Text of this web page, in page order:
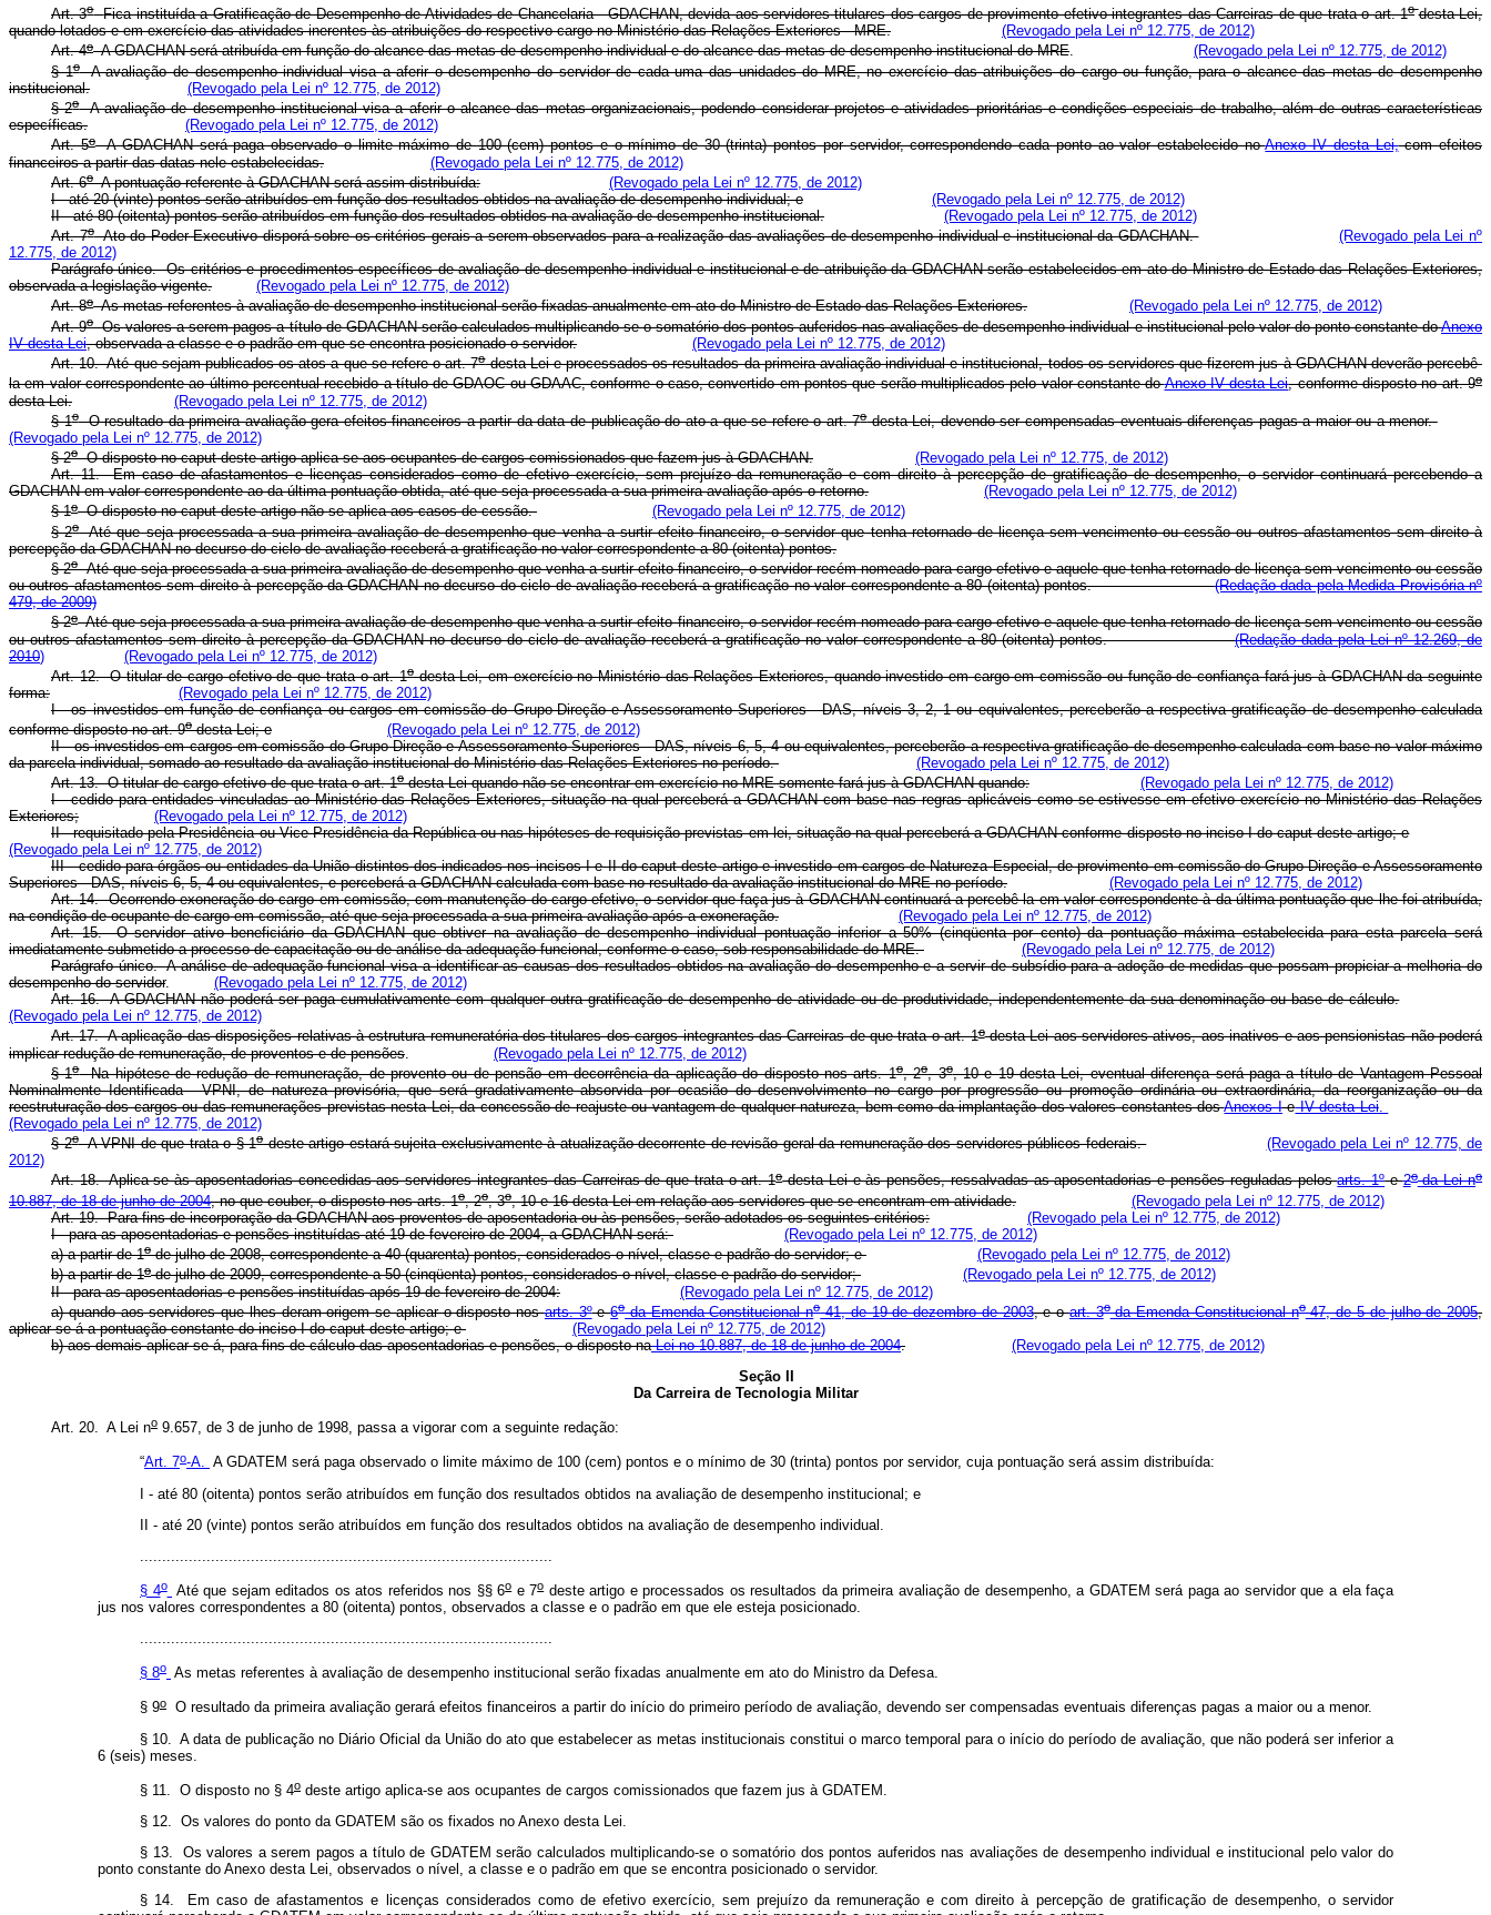
Art. 3o Fica instituída a Gratificação de Desempenho de Atividades de Chancelaria - GDACHAN, devida aos servidores titulares dos cargos de provimento efetivo integrantes das Carreiras de que trata o art. 1o desta Lei,
quando lotados e em exercício das atividades inerentes às atribuições do respectivo cargo no Ministério das Relações Exteriores - MRE.
(Revogado pela Lei nº 12.775, de 2012)
Art. 4oA GDACHAN será atribuída em função do alcance das metas de desempenho individual e do alcance das metas de desempenho institucional do MRE. (Revogado pela Lei nº 12.775, de 2012)
§ 1oA avaliação de desempenho individual visa a aferir o desempenho do servidor de cada uma das unidades do MRE, no exercício das atribuições do cargo ou função, para o alcance das metas de desempenho
institucional.
(Revogado pela Lei nº 12.775, de 2012)
§ 2oA avaliação de desempenho institucional visa a aferir o alcance das metas organizacionais, podendo considerar projetos e atividades prioritárias e condições especiais de trabalho, além de outras características
específicas.
(Revogado pela Lei nº 12.775, de 2012)
Art. 5oA GDACHAN será paga observado o limite máximo de 100 (cem) pontos e o mínimo de 30 (trinta) pontos por servidor, correspondendo cada ponto ao valor estabelecido noAnexo IV desta Lei,com efeitos
financeiros a partir das datas nele estabelecidas.
(Revogado pela Lei nº 12.775, de 2012)
Art. 6oA pontuação referente à GDACHAN será assim distribuída:
(Revogado pela Lei nº 12.775, de 2012)
I - até 20 (vinte) pontos serão atribuídos em função dos resultados obtidos na avaliação de desempenho individual; e
(Revogado pela Lei nº 12.775, de 2012)
II - até 80 (oitenta) pontos serão atribuídos em função dos resultados obtidos na avaliação de desempenho institucional.
(Revogado pela Lei nº 12.775, de 2012)
Art. 7oAto do Poder Executivo disporá sobre os critérios gerais a serem observados para a realização das avaliações de desempenho individual e institucional da GDACHAN.
(Revogado pela Lei nº
12.775, de 2012)
Parágrafo único. Os critérios e procedimentos específicos de avaliação de desempenho individual e institucional e de atribuição da GDACHAN serão estabelecidos em ato do Ministro de Estado das Relações Exteriores,
observada a legislação vigente.
(Revogado pela Lei nº 12.775, de 2012)
Art. 8oAs metas referentes à avaliação de desempenho institucional serão fixadas anualmente em ato do Ministro de Estado das Relações Exteriores.
(Revogado pela Lei nº 12.775, de 2012)
Art. 9oOs valores a serem pagos a título de GDACHAN serão calculados multiplicando-se o somatório dos pontos auferidos nas avaliações de desempenho individual e institucional pelo valor do ponto constante doAnexo
IV desta Lei, observada a classe e o padrão em que se encontra posicionado o servidor.
(Revogado pela Lei nº 12.775, de 2012)
Art. 10. Até que sejam publicados os atos a que se refere o art. 7odesta Lei e processados os resultados da primeira avaliação individual e institucional, todos os servidores que fizerem jus à GDACHAN deverão percebê-
la em valor correspondente ao último percentual recebido a título de GDAOC ou GDAAC, conforme o caso, convertido em pontos que serão multiplicados pelo valor constante doAnexo IV desta Lei, conforme disposto no art. 9o
desta Lei.
(Revogado pela Lei nº 12.775, de 2012)
§ 1oO resultado da primeira avaliação gera efeitos financeiros a partir da data de publicação do ato a que se refere o art. 7odesta Lei, devendo ser compensadas eventuais diferenças pagas a maior ou a menor.
(Revogado pela Lei nº 12.775, de 2012)
§ 2oO disposto no caput deste artigo aplica-se aos ocupantes de cargos comissionados que fazem jus à GDACHAN.
(Revogado pela Lei nº 12.775, de 2012)
Art. 11. Em caso de afastamentos e licenças considerados como de efetivo exercício, sem prejuízo da remuneração e com direito à percepção de gratificação de desempenho, o servidor continuará percebendo a
GDACHAN em valor correspondente ao da última pontuação obtida, até que seja processada a sua primeira avaliação após o retorno.
(Revogado pela Lei nº 12.775, de 2012)
§ 1oO disposto no caput deste artigo não se aplica aos casos de cessão.
(Revogado pela Lei nº 12.775, de 2012)
§ 2oAté que seja processada a sua primeira avaliação de desempenho que venha a surtir efeito financeiro, o servidor que tenha retornado de licença sem vencimento ou cessão ou outros afastamentos sem direito à
percepção da GDACHAN no decurso do ciclo de avaliação receberá a gratificação no valor correspondente a 80 (oitenta) pontos.
§ 2oAté que seja processada a sua primeira avaliação de desempenho que venha a surtir efeito financeiro, o servidor recém nomeado para cargo efetivo e aquele que tenha retornado de licença sem vencimento ou cessão
ou outros afastamentos sem direito à percepção da GDACHAN no decurso do ciclo de avaliação receberá a gratificação no valor correspondente a 80 (oitenta) pontos.(Redação dada pela Medida Provisória nº
479, de 2009)
§ 2oAté que seja processada a sua primeira avaliação de desempenho que venha a surtir efeito financeiro, o servidor recém nomeado para cargo efetivo e aquele que tenha retornado de licença sem vencimento ou cessão
ou outros afastamentos sem direito à percepção da GDACHAN no decurso do ciclo de avaliação receberá a gratificação no valor correspondente a 80 (oitenta) pontos.(Redação dada pela Lei nº 12.269, de
2010)
(Revogado pela Lei nº 12.775, de 2012)
Art. 12. O titular de cargo efetivo de que trata o art. 1odesta Lei, em exercício no Ministério das Relações Exteriores, quando investido em cargo em comissão ou função de confiança fará jus à GDACHAN da seguinte
forma:
(Revogado pela Lei nº 12.775, de 2012)
I - os investidos em função de confiança ou cargos em comissão do Grupo-Direção e Assessoramento Superiores - DAS, níveis 3, 2, 1 ou equivalentes, perceberão a respectiva gratificação de desempenho calculada
conforme disposto no art. 9odesta Lei; e
(Revogado pela Lei nº 12.775, de 2012)
II - os investidos em cargos em comissão do Grupo-Direção e Assessoramento Superiores - DAS, níveis 6, 5, 4 ou equivalentes, perceberão a respectiva gratificação de desempenho calculada com base no valor máximo
da parcela individual, somado ao resultado da avaliação institucional do Ministério das Relações Exteriores no período.
(Revogado pela Lei nº 12.775, de 2012)
Art. 13. O titular de cargo efetivo de que trata o art. 1odesta Lei quando não se encontrar em exercício no MRE somente fará jus à GDACHAN quando:
(Revogado pela Lei nº 12.775, de 2012)
I - cedido para entidades vinculadas ao Ministério das Relações Exteriores, situação na qual perceberá a GDACHAN com base nas regras aplicáveis como se estivesse em efetivo exercício no Ministério das Relações
Exteriores;
(Revogado pela Lei nº 12.775, de 2012)
II - requisitado pela Presidência ou Vice-Presidência da República ou nas hipóteses de requisição previstas em lei, situação na qual perceberá a GDACHAN conforme disposto no inciso I do caput deste artigo; e
(Revogado pela Lei nº 12.775, de 2012)
III - cedido para órgãos ou entidades da União distintos dos indicados nos incisos I e II do caput deste artigo e investido em cargos de Natureza Especial, de provimento em comissão do Grupo-Direção e Assessoramento
Superiores - DAS, níveis 6, 5, 4 ou equivalentes, e perceberá a GDACHAN calculada com base no resultado da avaliação institucional do MRE no período.
(Revogado pela Lei nº 12.775, de 2012)
Art. 14. Ocorrendo exoneração do cargo em comissão, com manutenção do cargo efetivo, o servidor que faça jus à GDACHAN continuará a percebê-la em valor correspondente à da última pontuação que lhe foi atribuída,
na condição de ocupante de cargo em comissão, até que seja processada a sua primeira avaliação após a exoneração.
(Revogado pela Lei nº 12.775, de 2012)
Art. 15. O servidor ativo beneficiário da GDACHAN que obtiver na avaliação de desempenho individual pontuação inferior a 50% (cinqüenta por cento) da pontuação máxima estabelecida para esta parcela será
imediatamente submetido a processo de capacitação ou de análise da adequação funcional, conforme o caso, sob responsabilidade do MRE.
(Revogado pela Lei nº 12.775, de 2012)
Parágrafo único. A análise de adequação funcional visa a identificar as causas dos resultados obtidos na avaliação do desempenho e a servir de subsídio para a adoção de medidas que possam propiciar a melhoria do
desempenho do servidor. (Revogado pela Lei nº 12.775, de 2012)
Art. 16. A GDACHAN não poderá ser paga cumulativamente com qualquer outra gratificação de desempenho de atividade ou de produtividade, independentemente da sua denominação ou base de cálculo.
(Revogado pela Lei nº 12.775, de 2012)
Art. 17. A aplicação das disposições relativas à estrutura remuneratória dos titulares dos cargos integrantes das Carreiras de que trata o art. 1odesta Lei aos servidores ativos, aos inativos e aos pensionistas não poderá
implicar redução de remuneração, de proventos e de pensões
(Revogado pela Lei nº 12.775, de 2012)
§ 1oNa hipótese de redução de remuneração, de provento ou de pensão em decorrência da aplicação do disposto nos arts. 1o, 2o, 3o, 10 e 19 desta Lei, eventual diferença será paga a título de Vantagem Pessoal
Nominalmente Identificada - VPNI, de natureza provisória, que será gradativamente absorvida por ocasião do desenvolvimento no cargo por progressão ou promoção ordinária ou extraordinária, da reorganização ou da
reestruturação dos cargos ou das remunerações previstas nesta Lei, da concessão de reajuste ou vantagem de qualquer natureza, bem como da implantação dos valores constantes dosAnexos IeIV desta Lei.
(Revogado pela Lei nº 12.775, de 2012)
§ 2oA VPNI de que trata o § 1odeste artigo estará sujeita exclusivamente à atualização decorrente de revisão geral da remuneração dos servidores públicos federais.
(Revogado pela Lei nº 12.775, de
2012)
Art. 18. Aplica-se às aposentadorias concedidas aos servidores integrantes das Carreiras de que trata o art. 1odesta Lei e às pensões, ressalvadas as aposentadorias e pensões reguladas pelosarts. 1ºe2oda Lei no
10.887, de 18 de junho de 2004, no que couber, o disposto nos arts. 1o, 2o, 3o, 10 e 16 desta Lei em relação aos servidores que se encontram em atividade.
(Revogado pela Lei nº 12.775, de 2012)
Art. 19. Para fins de incorporação da GDACHAN aos proventos de aposentadoria ou às pensões, serão adotados os seguintes critérios:
(Revogado pela Lei nº 12.775, de 2012)
I - para as aposentadorias e pensões instituídas até 19 de fevereiro de 2004, a GDACHAN será:
(Revogado pela Lei nº 12.775, de 2012)
a) a partir de 1ode julho de 2008, correspondente a 40 (quarenta) pontos, considerados o nível, classe e padrão do servidor; e
(Revogado pela Lei nº 12.775, de 2012)
b) a partir de 1ode julho de 2009, correspondente a 50 (cinqüenta) pontos, considerados o nível, classe e padrão do servidor;
(Revogado pela Lei nº 12.775, de 2012)
II - para as aposentadorias e pensões instituídas após 19 de fevereiro de 2004:
(Revogado pela Lei nº 12.775, de 2012)
a) quando aos servidores que lhes deram origem se aplicar o disposto nosarts. 3ºe6oda Emenda Constitucional no41, de 19 de dezembro de 2003, e oart. 3oda Emenda Constitucional no47, de 5 de julho de 2005,
aplicar-se-á a pontuação constante do inciso I do caput deste artigo; e
(Revogado pela Lei nº 12.775, de 2012)
b) aos demais aplicar-se-á, para fins de cálculo das aposentadorias e pensões, o disposto naLei no 10.887, de 18 de junho de 2004.
(Revogado pela Lei nº 12.775, de 2012)
Seção II
Da Carreira de Tecnologia Militar
Art. 20. A Lei no 9.657, de 3 de junho de 1998, passa a vigorar com a seguinte redação:
“Art. 7o-A. A GDATEM será paga observado o limite máximo de 100 (cem) pontos e o mínimo de 30 (trinta) pontos por servidor, cuja pontuação será assim distribuída:
I - até 80 (oitenta) pontos serão atribuídos em função dos resultados obtidos na avaliação de desempenho institucional; e
II - até 20 (vinte) pontos serão atribuídos em função dos resultados obtidos na avaliação de desempenho individual.
§ 4o Até que sejam editados os atos referidos nos §§ 6oe 7odeste artigo e processados os resultados da primeira avaliação de desempenho, a GDATEM será paga ao servidor que a ela faça
jus nos valores correspondentes a 80 (oitenta) pontos, observados a classe e o padrão em que ele esteja posicionado.
.............................................................................................
§ 8o As metas referentes à avaliação de desempenho institucional serão fixadas anualmente em ato do Ministro da Defesa.
§ 9o
O resultado da primeira avaliação gerará efeitos financeiros a partir do início do primeiro período de avaliação, devendo ser compensadas eventuais diferenças pagas a maior ou a menor.
§ 10. A data de publicação no Diário Oficial da União do ato que estabelecer as metas institucionais constitui o marco temporal para o início do período de avaliação, que não poderá ser inferior a
6 (seis) meses.
§ 11. O disposto no § 4o deste artigo aplica-se aos ocupantes de cargos comissionados que fazem jus à GDATEM.
§ 12. Os valores do ponto da GDATEM são os fixados no Anexo desta Lei.
§ 13. Os valores a serem pagos a título de GDATEM serão calculados multiplicando-se o somatório dos pontos auferidos nas avaliações de desempenho individual e institucional pelo valor do
ponto constante do Anexo desta Lei, observados o nível, a classe e o padrão em que se encontra posicionado o servidor.
§ 14. Em caso de afastamentos e licenças considerados como de efetivo exercício, sem prejuízo da remuneração e com direito à percepção de gratificação de desempenho, o servidor